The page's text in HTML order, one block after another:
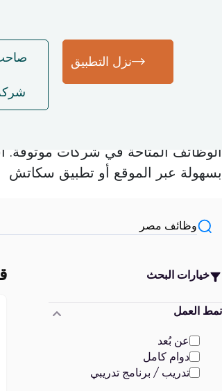
نزل التطبيق
الوظائف المتاحة في شركات
بسهولة عبر الموقع أو تطبيق سكاتش
خيارات البحث
نمط العمل
عن بُعد
دوام كامل
تدريب / برنامج تدريبي